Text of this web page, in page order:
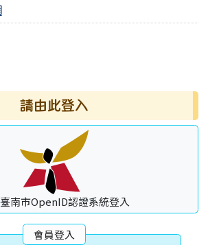
請由此登入
南市OpenID認證系統登入
會員登入